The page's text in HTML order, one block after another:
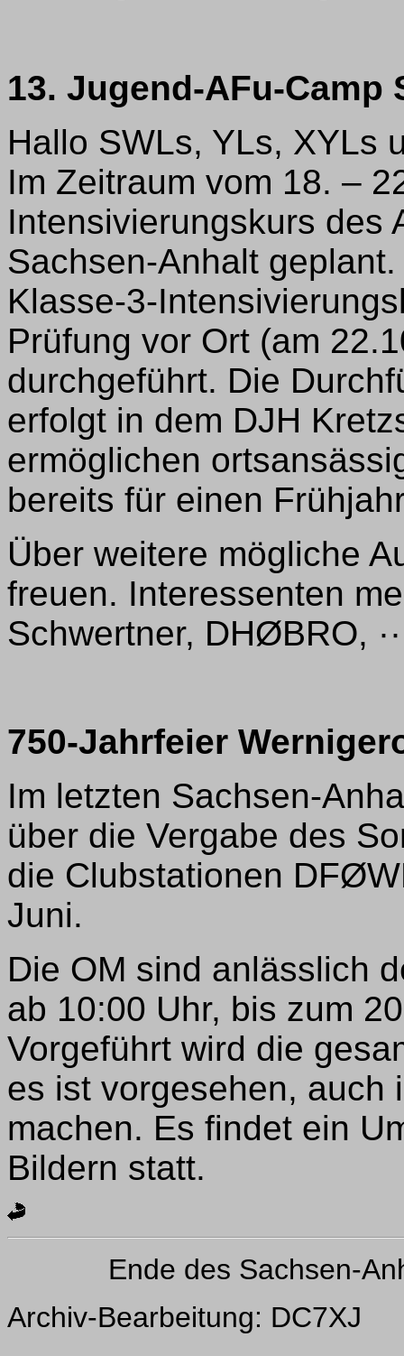
13. Jugend-AFu-
Hallo SWLs, YLs, XYLs
Im Zeitraum vom 18. –
Intensivierungskurs des
Sachsen-Anhalt
Klasse-3-
Prüfung vor Ort (am
durchgeführt. Die
erfolgt in dem DJH
ermöglichen
bereits für einen
Über weitere mögliche
freuen. Interessenten
Schwertner, DHØBRO,
750-Jahrfeier
Im letzten Sachsen-
über die Vergabe des
die Clubstationen
Juni.
Die OM sind anlässlich
ab 10:00 Uhr, bis zum
Vorgeführt wird die
es ist vorgesehen, auch
machen. Es findet ein
Bildern statt.
Ende des Sachsen-
Archiv-Bearbeitung: DC7XJ